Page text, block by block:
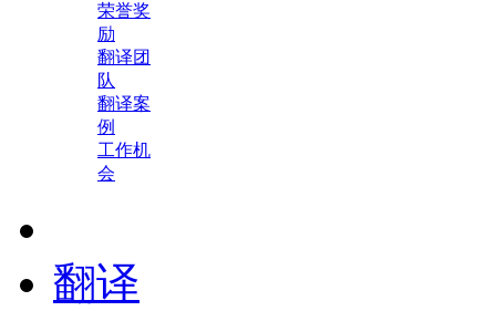
荣誉奖
励
翻译团
队
翻译案
例
工作机
会
翻译